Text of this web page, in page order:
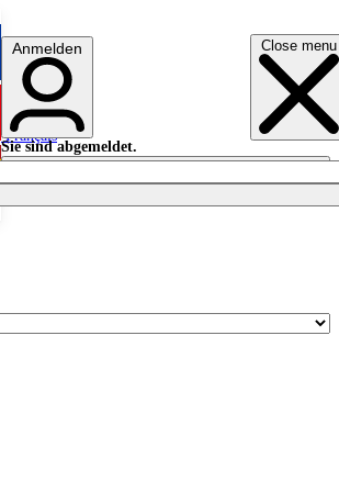
Close menu
English
Français
Anmelden
Sie sind abgemeldet.
Anmelden
Licht aus